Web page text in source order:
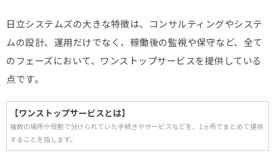
日立システムズの大きな特徴は、コンサルティングやシステ
ムの設計、運用だけでなく、稼働後の監視や保守など、全て
のフェーズにおいて、ワンストップサービスを提供している
点です。
【ワンストップサービスとは】
複数の場所や役割で分けられていた手続きやサービスなどを、1ヵ所でまとめて提供
することを指します。